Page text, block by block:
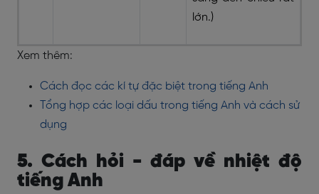
lớn.)
Xem thêm:
Cách đọc các kí tự đặc biệt trong tiếng Anh
Tổng hợp các loại dấu trong tiếng Anh và cách sử
dụng
5. Cách hỏi - đáp về nhiệt độ
tiếng Anh